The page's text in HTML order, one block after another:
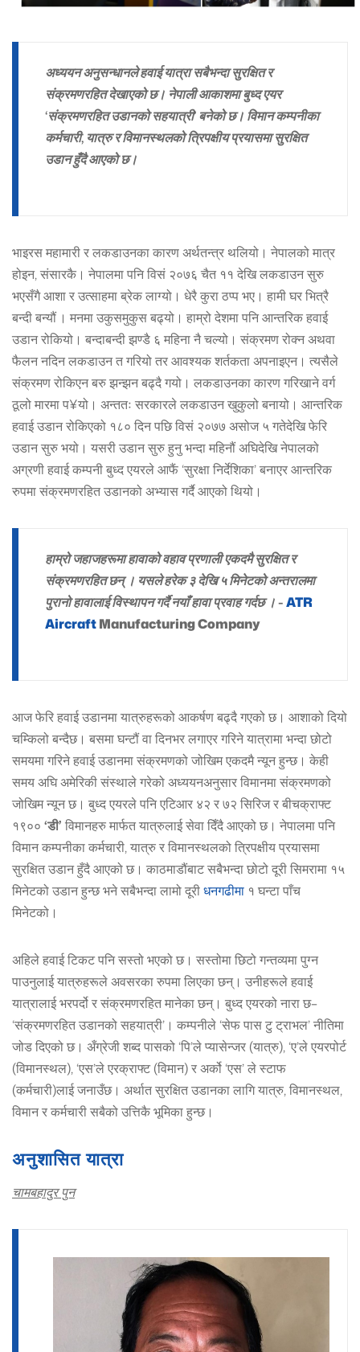
अध्ययन अनुसन्धानले हवाई यात्रा सबैभन्दा सुरक्षित र
संक्रमणरहित देखाएको छ। नेपाली आकाशमा बुध्द एयर
‘संक्रमणरहित उडानको सहयात्री’ बनेको छ। विमान कम्पनीका
कर्मचारी, यात्रु र विमानस्थलको त्रिपक्षीय प्रयासमा सुरक्षित
उडान हुँदै आएको छ।
भाइरस महामारी र लकडाउनका कारण अर्थतन्त्र थलियो। नेपालको मात्र
होइन, संसारकै। नेपालमा पनि विसं २०७६ चैत ११ देखि लकडाउन सुरु
भएसँगै आशा र उत्साहमा ब्रेक लाग्यो। धेरै कुरा ठप्प भए। हामी घर भित्रै
बन्दी बन्यौं । मनमा उकुसमुकुस बढ्यो। हाम्रो देशमा पनि आन्तरिक हवाई
उडान रोकियो। बन्दाबन्दी झण्डै ६ महिना नै चल्यो। संक्रमण रोक्न अथवा
फैलन नदिन लकडाउन त गरियो तर आवश्यक शर्तकता अपनाइएन। त्यसैले
संक्रमण रोकिएन बरु झन्झन बढ्दै गयो। लकडाउनका कारण गरिखाने वर्ग
ठूलो मारमा प¥यो। अन्ततः सरकारले लकडाउन खुकुलो बनायो। आन्तरिक
हवाई उडान रोकिएको १८० दिन पछि विसं २०७७ असोज ५ गतेदेखि फेरि
उडान सुरु भयो। यसरी उडान सुरु हुनु भन्दा महिनौं अघिदेखि नेपालको
अग्रणी हवाई कम्पनी बुध्द एयरले आफैं ‘सुरक्षा निर्देशिका’ बनाएर आन्तरिक
रुपमा संक्रमणरहित उडानको अभ्यास गर्दै आएको थियो।
हाम्रो जहाजहरूमा हावाको वहाव प्रणाली एकदमै सुरक्षित र
संक्रमणरहित छन् । यसले हरेक ३ देखि ५ मिनेटको अन्तरालमा
पुरानो हावालाई विस्थापन गर्दै नयाँ हावा प्रवाह गर्दछ । -ATR
AircraftManufacturing Company
आज फेरि हवाई उडानमा यात्रुहरूको आकर्षण बढ्दै गएको छ। आशाको दियो
चम्किलो बन्दैछ। बसमा घन्टौं वा दिनभर लगाएर गरिने यात्रामा भन्दा छोटो
समयमा गरिने हवाई उडानमा संक्रमणको जोखिम एकदमै न्यून हुन्छ। केही
समय अघि अमेरिकी संस्थाले गरेको अध्ययनअनुसार विमानमा संक्रमणको
जोखिम न्यून छ। बुध्द एयरले पनि एटिआर ४२ र ७२ सिरिज र बीचक्राफ्ट
१९०० ‘डी’ विमानहरु मार्फत यात्रुलाई सेवा दिँदै आएको छ। नेपालमा पनि
विमान कम्पनीका कर्मचारी, यात्रु र विमानस्थलको त्रिपक्षीय प्रयासमा
सुरक्षित उडान हुँदै आएको छ। काठमाडौंबाट सबैभन्दा छोटो दूरी सिमरामा १५
मिनेटको उडान हुन्छ भने सबैभन्दा लामो दूरीधनगढीमा १ घन्टा पाँच
मिनेटको।
अहिले हवाई टिकट पनि सस्तो भएको छ। सस्तोमा छिटो गन्तव्यमा पुग्न
पाउनुलाई यात्रुहरूले अवसरका रुपमा लिएका छन्। उनीहरूले हवाई
यात्रालाई भरपर्दो र संक्रमणरहित मानेका छन्। बुध्द एयरको नारा छ–
‘संक्रमणरहित उडानको सहयात्री’। कम्पनीले ‘सेफ पास टु ट्राभल’ नीतिमा
जोड दिएको छ। अँग्रेजी शब्द पासको ‘पि’ले प्यासेन्जर (यात्रु), ‘ए’ले एयरपोर्ट
(विमानस्थल), ‘एस’ले एरक्राफ्ट (विमान) र अर्को ‘एस’ ले स्टाफ
(कर्मचारी)लाई जनाउँछ। अर्थात सुरक्षित उडानका लागि यात्रु, विमानस्थल,
विमान र कर्मचारी सबैको उत्तिकै भूमिका हुन्छ।
अनुशासित यात्रा
चामबहादुर पुन